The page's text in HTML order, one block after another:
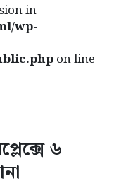
in
wp-
on line
৬